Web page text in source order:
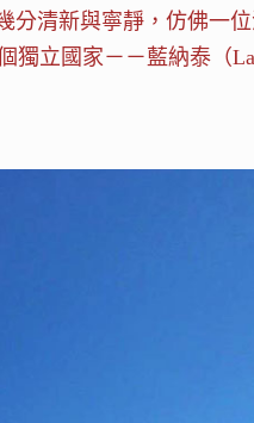
分清新與寧靜，仿佛一
立國家－－藍納泰（